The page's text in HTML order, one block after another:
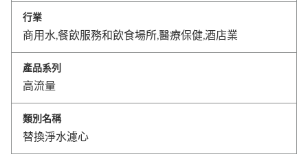
行業
商用水,餐飲服務和飲食場所,醫療保健,酒店業
產品系列
高流量
類別名稱
替換淨水濾心